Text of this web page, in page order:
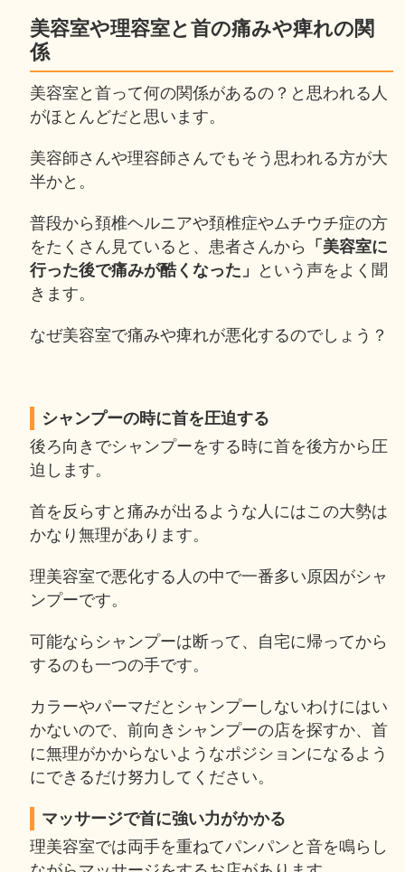
美容室や理容室と首の痛みや痺れの関
係
美容室と首って何の関係があるの？と思われる人
がほとんどだと思います。
美容師さんや理容師さんでもそう思われる方が大
半かと。
普段から頚椎ヘルニアや頚椎症やムチウチ症の方
をたくさん見ていると、患者さんから
「美容室に
行った後で痛みが酷くなった」
という声をよく聞
きます。
なぜ美容室で痛みや痺れが悪化するのでしょう？
シャンプーの時に首を圧迫する
後ろ向きでシャンプーをする時に首を後方から圧
迫します。
首を反らすと痛みが出るような人にはこの大勢は
かなり無理があります。
理美容室で悪化する人の中で一番多い原因がシャ
ンプーです。
可能ならシャンプーは断って、自宅に帰ってから
するのも一つの手です。
カラーやパーマだとシャンプーしないわけにはい
かないので、前向きシャンプーの店を探すか、首
に無理がかからないようなポジションになるよう
にできるだけ努力してください。
マッサージで首に強い力がかかる
理美容室では両手を重ねてパンパンと音を鳴らし